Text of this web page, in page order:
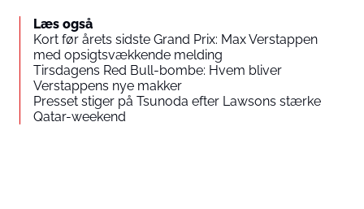
Læs også
Kort før årets sidste Grand Prix: Max Verstappen
med opsigtsvækkende melding
Tirsdagens Red Bull-bombe: Hvem bliver
Verstappens nye makker
Presset stiger på Tsunoda efter Lawsons stærke
Qatar-weekend